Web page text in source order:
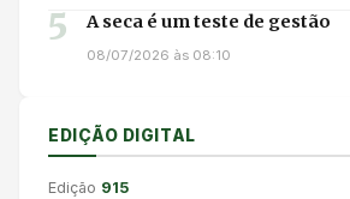
5 A seca é um teste de gestão
08/07/2026 às 08:10
EDIÇÃO DIGITAL
Edição 915